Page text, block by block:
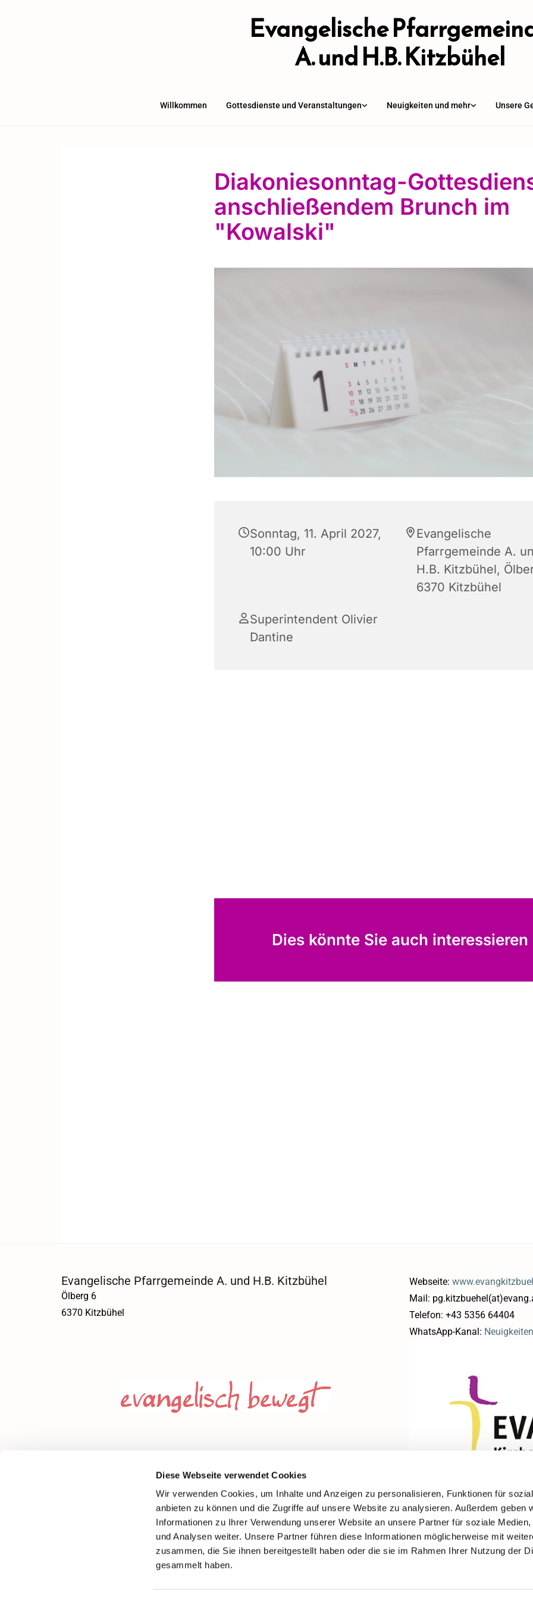
Diese Webseite verwendet Cookies
Wir verwenden Cookies, um Inhalte und Anzeigen zu personalisieren, Funktionen für
anbieten zu können und die Zugriffe auf unsere Website zu analysieren. Außerdem geben
Informationen zu Ihrer Verwendung unserer Website an unsere Partner für soziale Medien,
und Analysen weiter. Unsere Partner führen diese Informationen möglicherweise mit
zusammen, die Sie ihnen bereitgestellt haben oder die sie im Rahmen Ihrer Nutzung der
gesammelt haben.
Evangelische
A. und H.B. Kitzbühel
Willkommen Gottesdienste und Veranstaltungen Neuigkeiten und mehr Unsere
Diakoniesonntag-
anschließendem Brunch im
"Kowalski"
Sonntag, 11. April 2027,
10:00 Uhr
Evangelische
Pfarrgemeinde A.
H.B. Kitzbühel,
6370 Kitzbühel
Superintendent Olivier
Dantine
Dies könnte Sie auch interessieren
Evangelische Pfarrgemeinde A. und H.B. Kitzbühel
Ölberg 6
6370 Kitzbühel
Webseite:
Mail:
Telefon: +43 5356 64404
WhatsApp-Kanal: